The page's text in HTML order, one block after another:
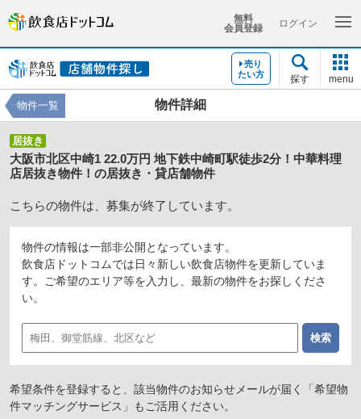
無料
会員登録
ログイン
売り
たい方
探す menu
物件詳細
物件一覧
居抜き
大阪市北区中崎1 22.0万円 地下鉄中崎町駅徒歩2分！中華料理
店居抜き物件！の居抜き・貸店舗物件
こちらの物件は、募集が終了しています。
物件の情報は一部非公開となっています。
飲食店ドットコムでは日々新しい飲食店物件を更新していま
す。ご希望のエリア等を入力し、最新の物件をお探しくださ
い。
希望条件を登録すると、該当物件のお知らせメールが届く「希望物
件マッチングサービス」もご活用ください。